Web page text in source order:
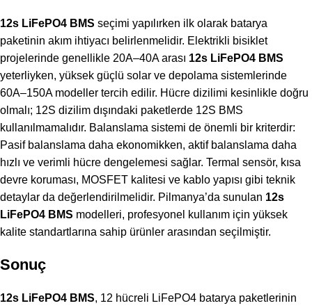
12s LiFePO4 BMS seçimi yapılırken ilk olarak batarya
paketinin akım ihtiyacı belirlenmelidir. Elektrikli bisiklet
projelerinde genellikle 20A–40A arası 12s LiFePO4 BMS
yeterliyken, yüksek güçlü solar ve depolama sistemlerinde
60A–150A modeller tercih edilir. Hücre dizilimi kesinlikle doğru
olmalı; 12S dizilim dışındaki paketlerde 12S BMS
kullanılmamalıdır. Balanslama sistemi de önemli bir kriterdir:
Pasif balanslama daha ekonomikken, aktif balanslama daha
hızlı ve verimli hücre dengelemesi sağlar. Termal sensör, kısa
devre koruması, MOSFET kalitesi ve kablo yapısı gibi teknik
detaylar da değerlendirilmelidir. Pilmanya’da sunulan 12s
LiFePO4 BMS modelleri, profesyonel kullanım için yüksek
kalite standartlarına sahip ürünler arasından seçilmiştir.
Sonuç
12s LiFePO4 BMS, 12 hücreli LiFePO4 batarya paketlerinin